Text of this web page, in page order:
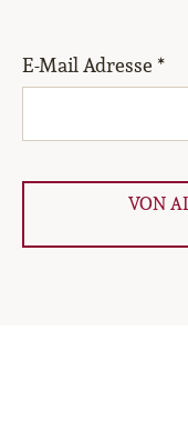
E-Mail Adresse *
VON